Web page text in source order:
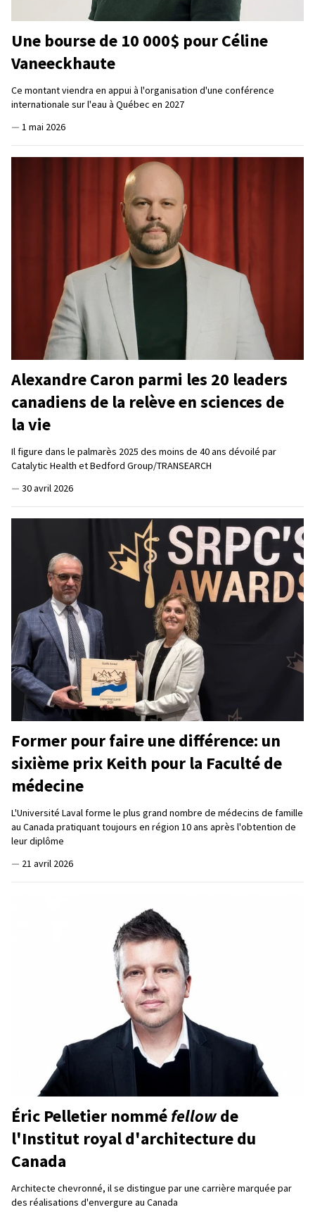
Une bourse de 10 000$ pour Céline
Vaneeckhaute
Ce montant viendra en appui à l'organisation d'une conférence
internationale sur l'eau à Québec en 2027
— 1 mai 2026
Alexandre Caron parmi les 20 leaders
canadiens de la relève en sciences de
la vie
Il figure dans le palmarès 2025 des moins de 40 ans dévoilé par
Catalytic Health et Bedford Group/TRANSEARCH
— 30 avril 2026
Former pour faire une différence: un
sixième prix Keith pour la Faculté de
médecine
L'Université Laval forme le plus grand nombre de médecins de famille
au Canada pratiquant toujours en région 10 ans après l'obtention de
leur diplôme
— 21 avril 2026
Éric Pelletier nomméfellowde
l'Institut royal d'architecture du
Canada
Architecte chevronné, il se distingue par une carrière marquée par
des réalisations d'envergure au Canada